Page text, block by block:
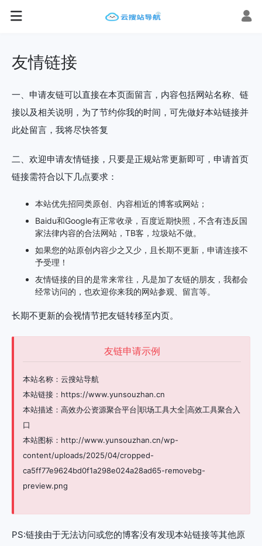
友情链接
一、申请友链可以直接在本页面留言，内容包括网站名称、链
接以及相关说明，为了节约你我的时间，可先做好本站链接并
此处留言，我将尽快答复
二、欢迎申请友情链接，只要是正规站常更新即可，申请首页
链接需符合以下几点要求：
本站优先招同类原创、内容相近的博客或网站；
Baidu和Google有正常收录，百度近期快照，不含有违反国
家法律内容的合法网站，TB客，垃圾站不做。
如果您的站原创内容少之又少，且长期不更新，申请连接不
予受理！
友情链接的目的是常来常往，凡是加了友链的朋友，我都会
经常访问的，也欢迎你来我的网站参观、留言等。
长期不更新的会视情节把友链转移至内页。
友链申请示例
本站名称：云搜站导航
本站链接：https://www.yunsouzhan.cn
本站描述：高效办公资源聚合平台|职场工具大全|高效工具聚合入
口
本站图标：http://www.yunsouzhan.cn/wp-
content/uploads/2025/04/cropped-
ca5ff77e9624bd0f1a298e024a28ad65-removebg-
preview.png
PS:链接由于无法访问或您的博客没有发现本站链接等其他原